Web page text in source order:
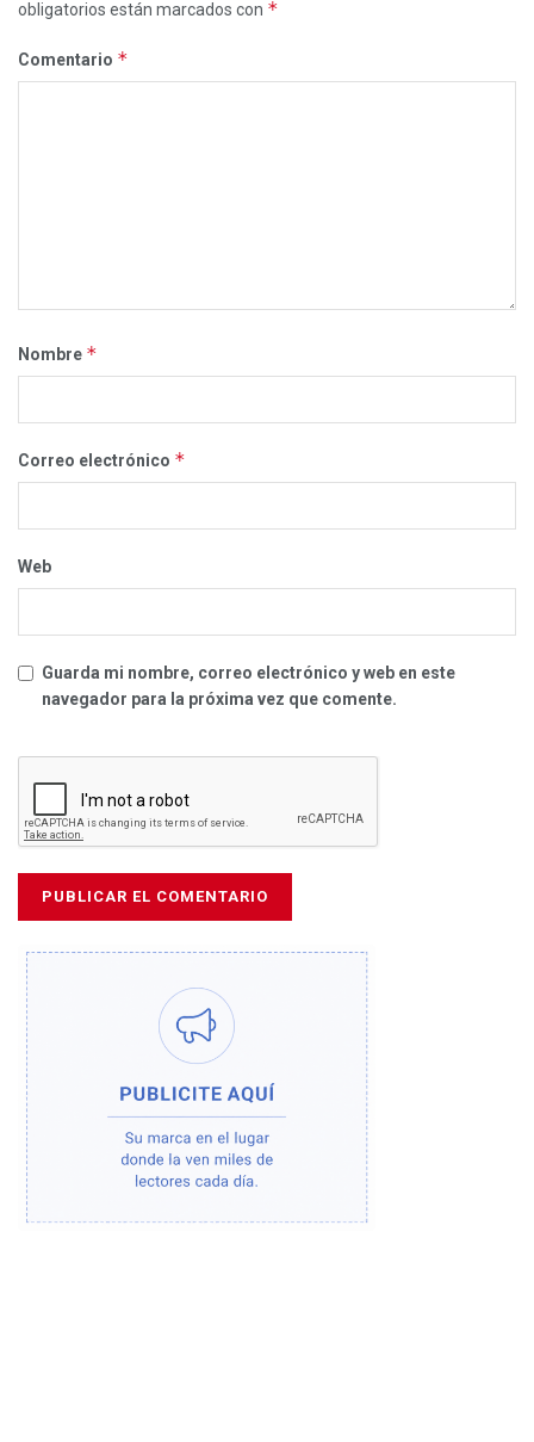
obligatorios están marcados con *
Comentario *
Nombre *
Correo electrónico *
Web
Guarda mi nombre, correo electrónico y web en este
navegador para la próxima vez que comente.